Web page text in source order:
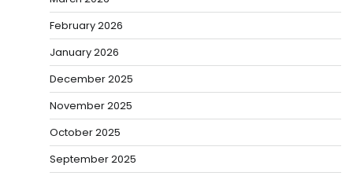
February 2026
January 2026
December 2025
November 2025
October 2025
September 2025